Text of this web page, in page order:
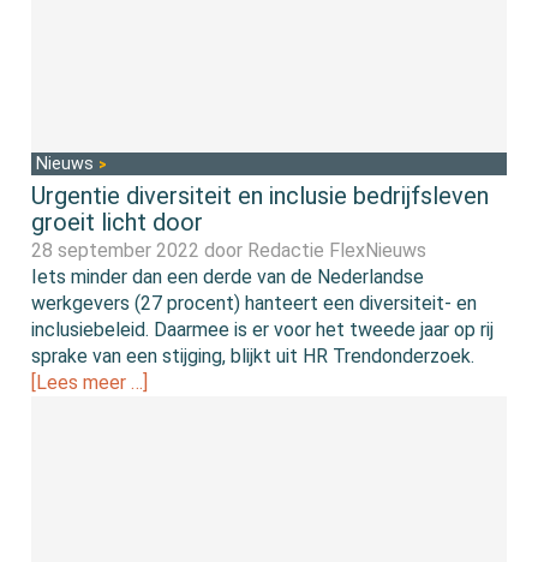
Nieuws
Urgentie diversiteit en inclusie bedrijfsleven
groeit licht door
28 september 2022 door Redactie FlexNieuws
Iets minder dan een derde van de Nederlandse
werkgevers (27 procent) hanteert een diversiteit- en
inclusiebeleid. Daarmee is er voor het tweede jaar op rij
sprake van een stijging, blijkt uit HR Trendonderzoek.
[Lees meer …]